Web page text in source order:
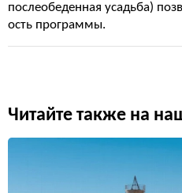
послеобеденная усадьба)
ость программы.
Читайте также на